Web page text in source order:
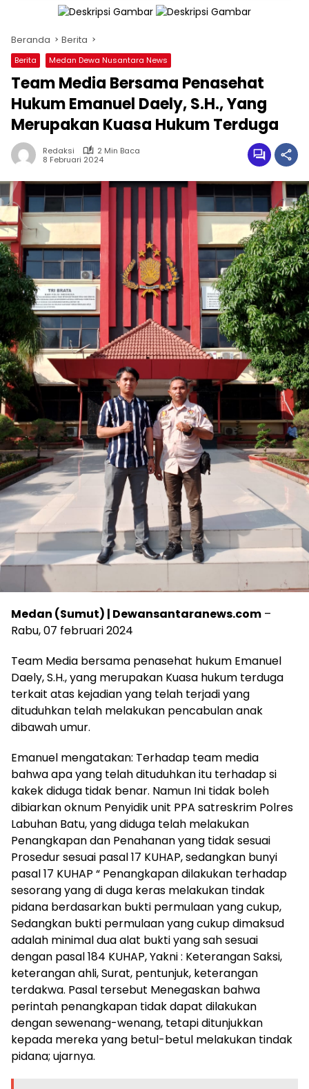
Beranda Berita
Berita Medan Dewa Nusantara News
Team Media Bersama Penasehat
Hukum Emanuel Daely, S.H., Yang
Merupakan Kuasa Hukum Terduga
Redaksi
2 Min Baca
8 Februari 2024
Medan (Sumut) | Dewansantaranews.com –
Rabu, 07 februari 2024
Team Media bersama penasehat hukum Emanuel
Daely, S.H., yang merupakan Kuasa hukum terduga
terkait atas kejadian yang telah terjadi yang
dituduhkan telah melakukan pencabulan anak
dibawah umur.
Emanuel mengatakan: Terhadap team media
bahwa apa yang telah dituduhkan itu terhadap si
kakek diduga tidak benar. Namun Ini tidak boleh
dibiarkan oknum Penyidik unit PPA satreskrim Polres
Labuhan Batu, yang diduga telah melakukan
Penangkapan dan Penahanan yang tidak sesuai
Prosedur sesuai pasal 17 KUHAP, sedangkan bunyi
pasal 17 KUHAP “ Penangkapan dilakukan terhadap
sesorang yang di duga keras melakukan tindak
pidana berdasarkan bukti permulaan yang cukup,
Sedangkan bukti permulaan yang cukup dimaksud
adalah minimal dua alat bukti yang sah sesuai
dengan pasal 184 KUHAP, Yakni : Keterangan Saksi,
keterangan ahli, Surat, pentunjuk, keterangan
terdakwa. Pasal tersebut Menegaskan bahwa
perintah penangkapan tidak dapat dilakukan
dengan sewenang-wenang, tetapi ditunjukkan
kepada mereka yang betul-betul melakukan tindak
pidana; ujarnya.